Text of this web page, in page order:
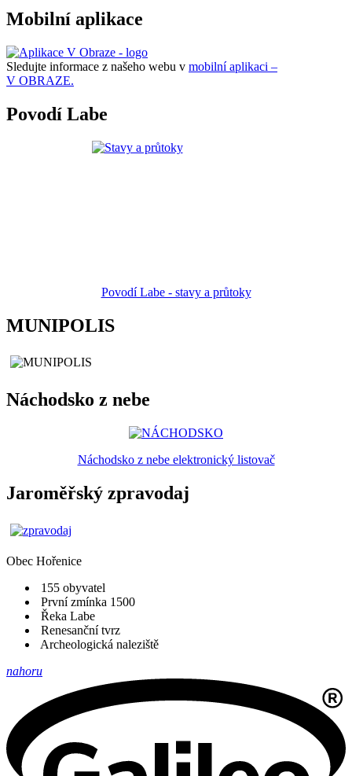
Mobilní aplikace
Sledujte informace z našeho webu v mobilní aplikaci –
V OBRAZE.
Povodí Labe
Povodí Labe - stavy a průtoky
MUNIPOLIS
Náchodsko z nebe
Náchodsko z nebe elektronický listovač
Jaroměřský zpravodaj
Obec Hořenice
155 obyvatel
První zmínka 1500
Řeka Labe
Renesanční tvrz
Archeologická naleziště
nahoru